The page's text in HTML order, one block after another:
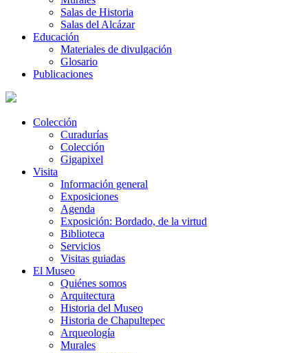
Salas de Historia
Salas del Alcázar
Educación
Materiales de divulgación
Glosario
Publicaciones
Colección
Curadurías
Colección
Gigapixel
Visita
Información general
Exposiciones
Agenda
Exposición: Bordado, de la virtud
Biblioteca
Servicios
Visitas guiadas
El Museo
Quiénes somos
Arquitectura
Historia del Museo
Historia de Chapultepec
Arqueología
Murales